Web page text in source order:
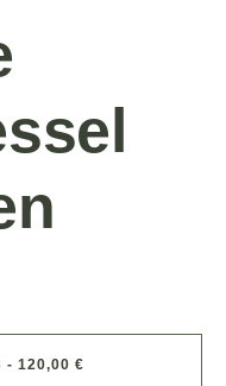
- 120,00 €